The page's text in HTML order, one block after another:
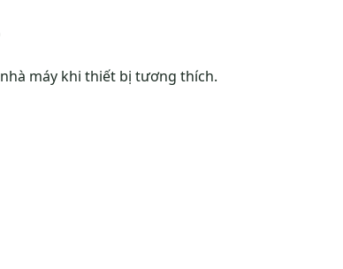
máy khi thiết bị tương thích.